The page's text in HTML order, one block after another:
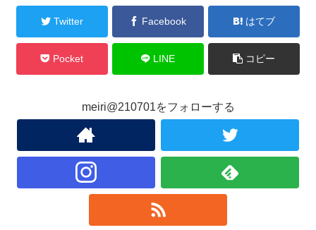
Twitter Facebook はてブ
Pocket LINE コピー
meiri@210701をフォローする